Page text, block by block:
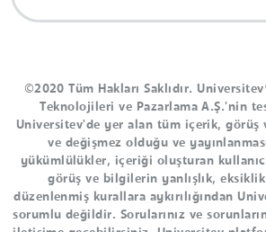
©2020 Tüm Hakları Saklıdır.
Teknolojileri ve Pazarlama A.Ş.'nin
Universitev'de yer alan tüm içerik, görüş
ve değişmez olduğu ve
yükümlülükler, içeriği oluşturan
görüş ve bilgilerin yanlışlık,
düzenlenmiş kurallara aykırılığından
sorumlu değildir. Sorularınız ve